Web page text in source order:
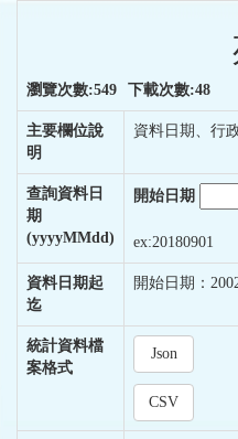
瀏覽次數:549 下載次數:48
主要欄位說
明
資料日期、行
查詢資料日
期
(yyyyMMdd)
開始日期
ex:20180901
資料日期起
迄
開始日期：
統計資料檔
案格式
Json
CSV